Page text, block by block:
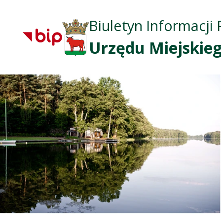
Biuletyn Informacji
Urzędu